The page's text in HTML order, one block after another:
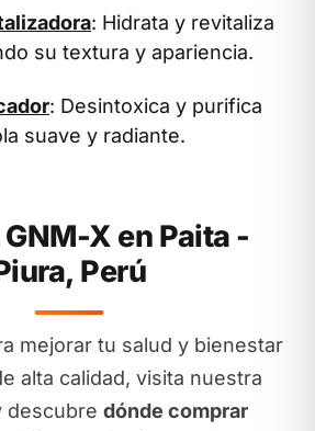
: Hidrata y revitaliza
su textura y apariencia.
: Desintoxica y purifica
suave y radiante.
X en Paita -
Perú
mejorar tu salud y bienestar
alta calidad, visita nuestra
descubre dónde comprar